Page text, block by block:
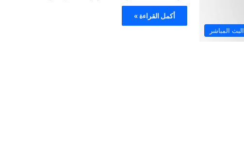
البث المباشر
أكمل القراءة »